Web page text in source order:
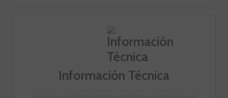
Información Técnica